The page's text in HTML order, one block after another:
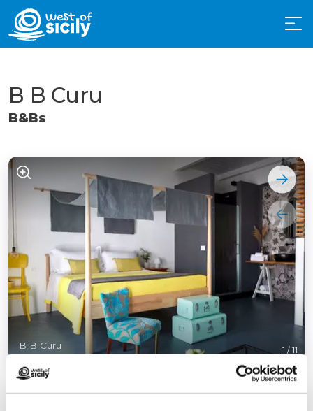
B B Curu
B&Bs
B B Curu 1 / 11